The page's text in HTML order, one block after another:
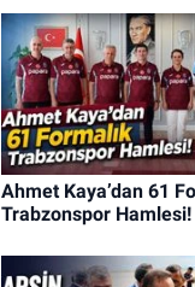
Ahmet Kaya’dan 61
Trabzonspor Hamlesi!